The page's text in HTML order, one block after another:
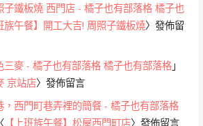
子鐵板燒 西門店 - 橘子也有部落格 橘子也
族午餐】開工大吉! 周照子鐵板燒〉發佈留
三麥 - 橘子也有部落格 橘子也有部落格 」
京站店〉發佈留言
，西門町巷弄裡的簡餐 - 橘子也有部落格
【上班族午餐】松屋西門町店〉發佈留言